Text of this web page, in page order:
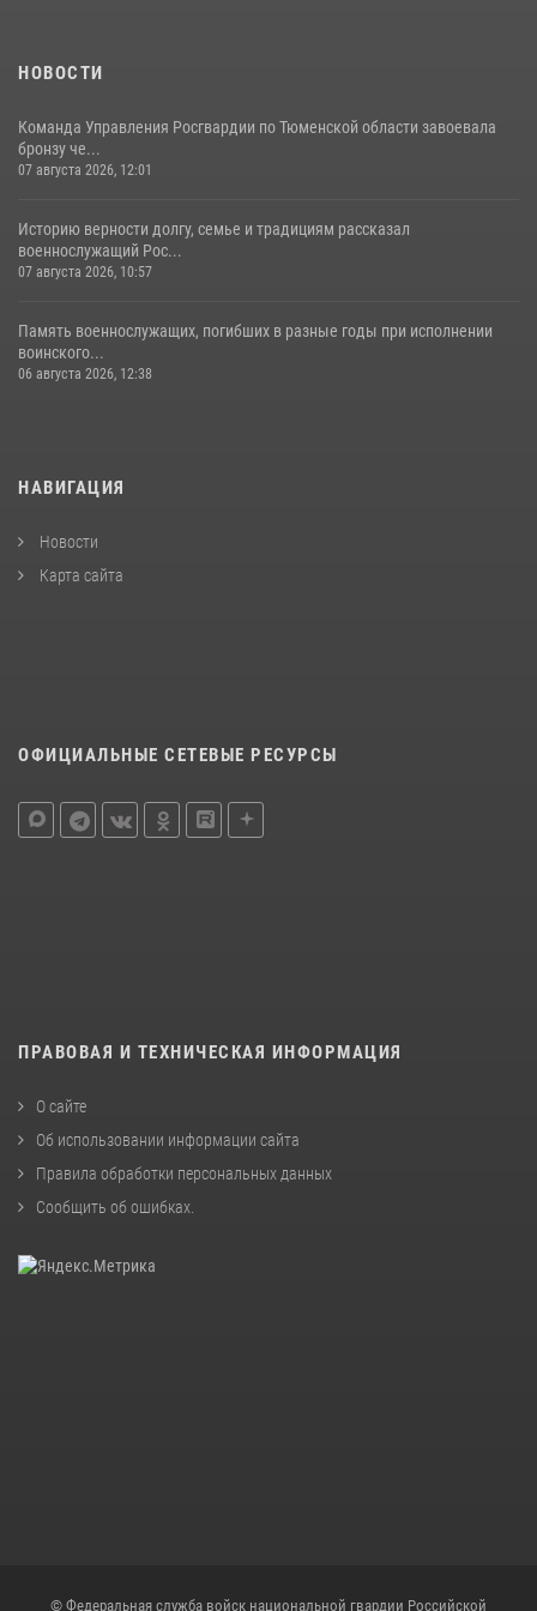
НОВОСТИ
Команда Управления Росгвардии по Тюменской области завоевала
бронзу че...
07 августа 2026, 12:01
Историю верности долгу, семье и традициям рассказал
военнослужащий Рос...
07 августа 2026, 10:57
Память военнослужащих, погибших в разные годы при исполнении
воинского...
06 августа 2026, 12:38
НАВИГАЦИЯ
Новости
Карта сайта
ОФИЦИАЛЬНЫЕ СЕТЕВЫЕ РЕСУРСЫ
ПРАВОВАЯ И ТЕХНИЧЕСКАЯ ИНФОРМАЦИЯ
О сайте
Об использовании информации сайта
Правила обработки персональных данных
Сообщить об ошибках
© Федеральная служба войск национальной гвардии Российской